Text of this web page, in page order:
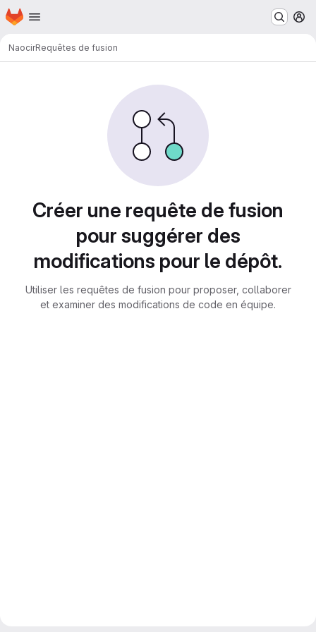
Passer au contenu principal
Page d'accueil
NaocirRequêtes de fusion
Créer une requête de fusion
pour suggérer des
modifications pour le dépôt.
Utiliser les requêtes de fusion pour proposer, collaborer
et examiner des modifications de code en équipe.